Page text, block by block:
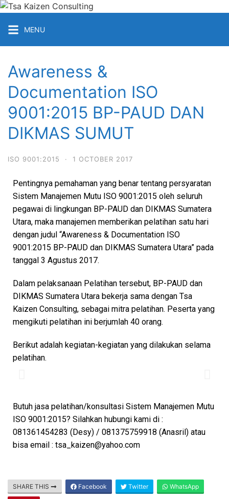
MENU
Awareness &
Documentation ISO
9001:2015 BP-PAUD DAN
DIKMAS SUMUT
ISO 9001:2015 · 1 OCTOBER 2017
Pentingnya pemahaman yang benar tentang persyaratan
Sistem Manajemen Mutu ISO 9001:2015 oleh seluruh
pegawai di lingkungan BP-PAUD dan DIKMAS Sumatera
Utara, maka manajemen memberikan pelatihan satu hari
dengan judul “Awareness & Documentation ISO
9001:2015 BP-PAUD dan DIKMAS Sumatera Utara” pada
tanggal 3 Agustus 2017.
Dalam pelaksanaan Pelatihan tersebut, BP-PAUD dan
DIKMAS Sumatera Utara bekerja sama dengan Tsa
Kaizen Consulting, sebagai mitra pelatihan. Peserta yang
mengikuti pelatihan ini berjumlah 40 orang.
Berikut adalah kegiatan-kegiatan yang dilakukan selama
pelatihan.
Butuh jasa pelatihan/konsultasi Sistem Manajemen Mutu
ISO 9001:2015? Silahkan hubungi kami di :
081361454283 (Desy) / 081375759918 (Anasril) atau
bisa email : tsa_kaizen@yahoo.com
SHARE THIS Facebook Twitter WhatsApp